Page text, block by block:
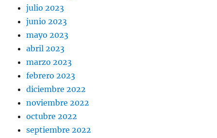
julio 2023
junio 2023
mayo 2023
abril 2023
marzo 2023
febrero 2023
diciembre 2022
noviembre 2022
octubre 2022
septiembre 2022